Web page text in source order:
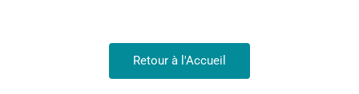
Retour à l'Accueil